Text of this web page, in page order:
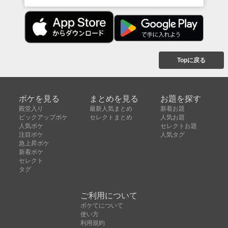
Topに戻る
ボケを見る
殿堂入り
ピックアップボケ
人気ボケ
注目ボケ
急上昇ボケ
新着ボケ
セレクト
タグ
まとめを見る
最新人気まとめ
セレクトまとめ
お題を探す
新着お題
人気お題
セレクトお題
人気タグ
ご利用について
ボケてについて
使い方
利用規約